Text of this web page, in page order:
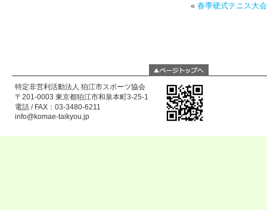
« 春季硬式テニス大
特定非営利活動法人 狛江市スポーツ協会
〒201-0003 東京都狛江市和泉本町3-25-1
電話 / FAX：03-3480-6211
info@komae-taikyou.jp